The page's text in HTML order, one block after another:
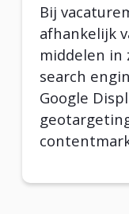
Bij
afhankelijk
middelen in
search
Google